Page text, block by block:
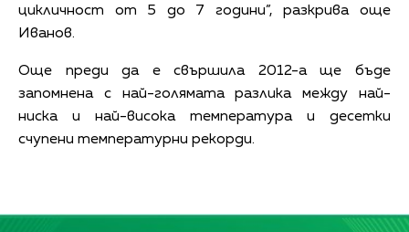
цикличност от 5 до 7 години”, разкрива още
Иванов.
Още преди да е свършила 2012-а ще бъде
запомнена с най-голямата разлика между най-
ниска и най-висока температура и десетки
счупени температурни рекорди.